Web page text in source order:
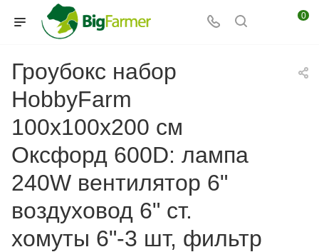
0
Гроубокс набор
HobbyFarm
100x100x200 см
Оксфорд 600D: лампа
240W вентилятор 6"
воздуховод 6" ст.
хомуты 6"-3 шт, фильтр